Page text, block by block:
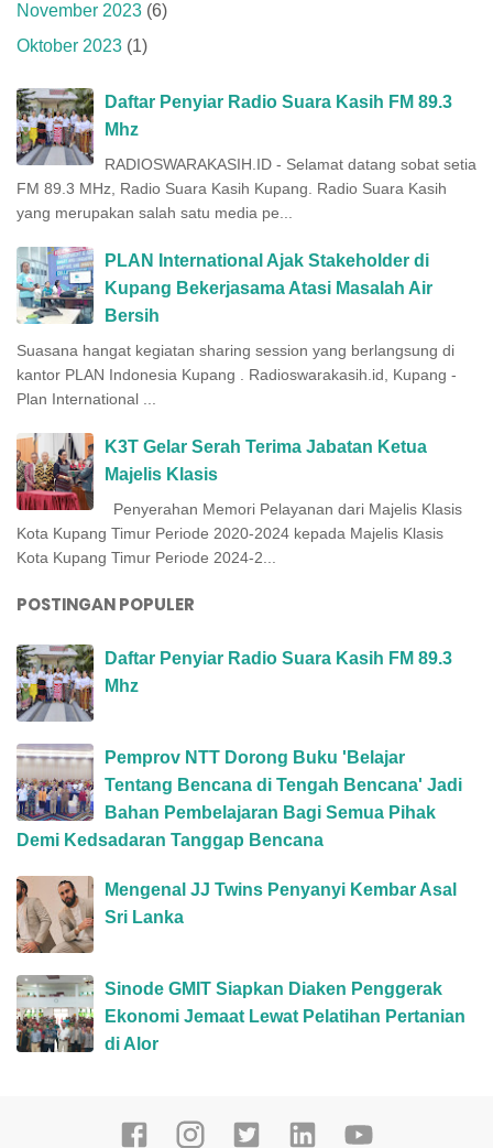
November 2023 (6)
Oktober 2023 (1)
Daftar Penyiar Radio Suara Kasih FM 89.3
Mhz
RADIOSWARAKASIH.ID - Selamat datang sobat setia
FM 89.3 MHz, Radio Suara Kasih Kupang. Radio Suara Kasih
yang merupakan salah satu media pe...
PLAN International Ajak Stakeholder di
Kupang Bekerjasama Atasi Masalah Air
Bersih
Suasana hangat kegiatan sharing session yang berlangsung di
kantor PLAN Indonesia Kupang . Radioswarakasih.id, Kupang -
Plan International ...
K3T Gelar Serah Terima Jabatan Ketua
Majelis Klasis
Penyerahan Memori Pelayanan dari Majelis Klasis
Kota Kupang Timur Periode 2020-2024 kepada Majelis Klasis
Kota Kupang Timur Periode 2024-2...
POSTINGAN POPULER
Daftar Penyiar Radio Suara Kasih FM 89.3
Mhz
Pemprov NTT Dorong Buku 'Belajar
Tentang Bencana di Tengah Bencana' Jadi
Bahan Pembelajaran Bagi Semua Pihak
Demi Kedsadaran Tanggap Bencana
Mengenal JJ Twins Penyanyi Kembar Asal
Sri Lanka
Sinode GMIT Siapkan Diaken Penggerak
Ekonomi Jemaat Lewat Pelatihan Pertanian
di Alor